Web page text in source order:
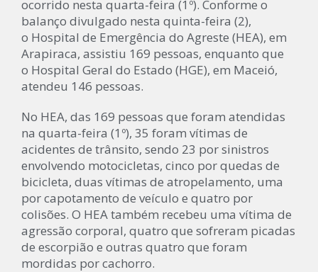
ocorrido nesta quarta-feira (1º). Conforme o
balanço divulgado nesta quinta-feira (2),
o Hospital de Emergência do Agreste (HEA), em
Arapiraca, assistiu 169 pessoas, enquanto que
o Hospital Geral do Estado (HGE), em Maceió,
atendeu 146 pessoas.
No HEA, das 169 pessoas que foram atendidas
na quarta-feira (1º), 35 foram vítimas de
acidentes de trânsito, sendo 23 por sinistros
envolvendo motocicletas, cinco por quedas de
bicicleta, duas vítimas de atropelamento, uma
por capotamento de veículo e quatro por
colisões. O HEA também recebeu uma vítima de
agressão corporal, quatro que sofreram picadas
de escorpião e outras quatro que foram
mordidas por cachorro.